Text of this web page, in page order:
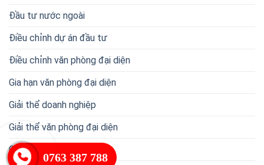
Đầu tư nước ngoài
Điều chỉnh dự án đầu tư
Điều chỉnh văn phòng đại diện
Gia hạn văn phòng đại diện
Giải thể doanh nghiệp
Giải thể văn phòng đại diện
Giáo dục
0763 387 788